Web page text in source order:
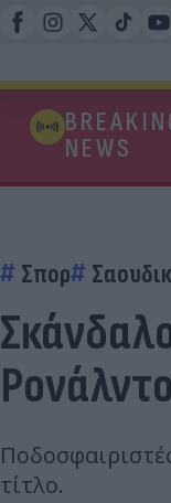
NEWS
Σπορ
Ρονάλντο
τίτλο.